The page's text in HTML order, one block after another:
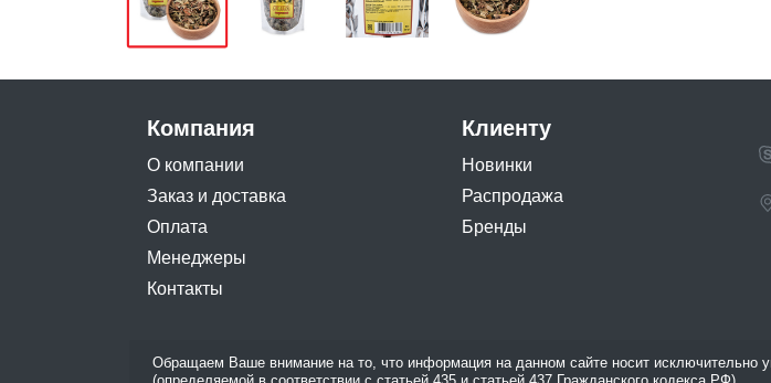
Компания
О компании
Заказ и доставка
Оплата
Менеджеры
Контакты
Клиенту
Новинки
Распродажа
Бренды
Обращаем Ваше внимание на то, что информация на данном сайте носит исключительно